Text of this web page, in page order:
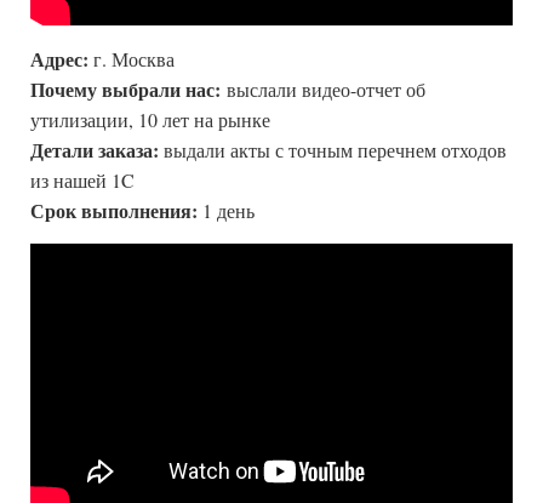
Адрес: г. Москва
Почему выбрали нас: выслали видео-отчет об
утилизации, 10 лет на рынке
Детали заказа: выдали акты с точным перечнем отходов
из нашей 1C
Срок выполнения: 1 день